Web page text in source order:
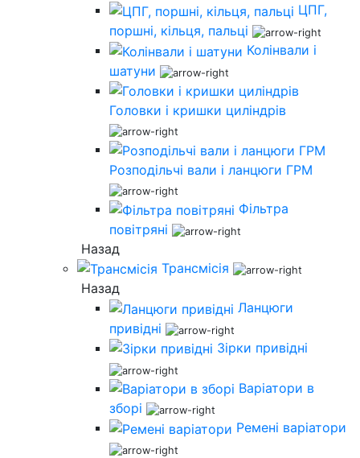
ЦПГ,
поршні, кільця, пальці
Колінвали і
шатуни
Головки і кришки циліндрів
Розподільчі вали і ланцюги ГРМ
Фільтра
повітряні
Назад
Трансмісія
Назад
Ланцюги
привідні
Зірки привідні
Варіатори в
зборі
Ремені варіатори